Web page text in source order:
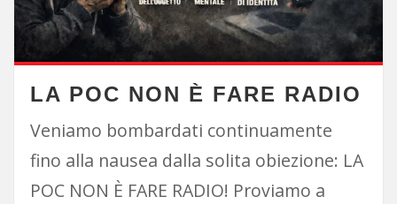
LA POC NON È FARE RADIO
Veniamo bombardati continuamente
fino alla nausea dalla solita obiezione: LA
POC NON È FARE RADIO! Proviamo a